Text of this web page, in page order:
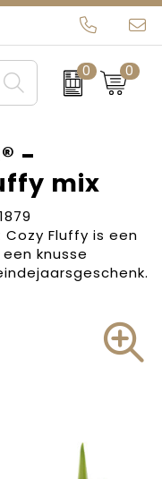
0 0
-
mix
Cozy Fluffy is een
knusse